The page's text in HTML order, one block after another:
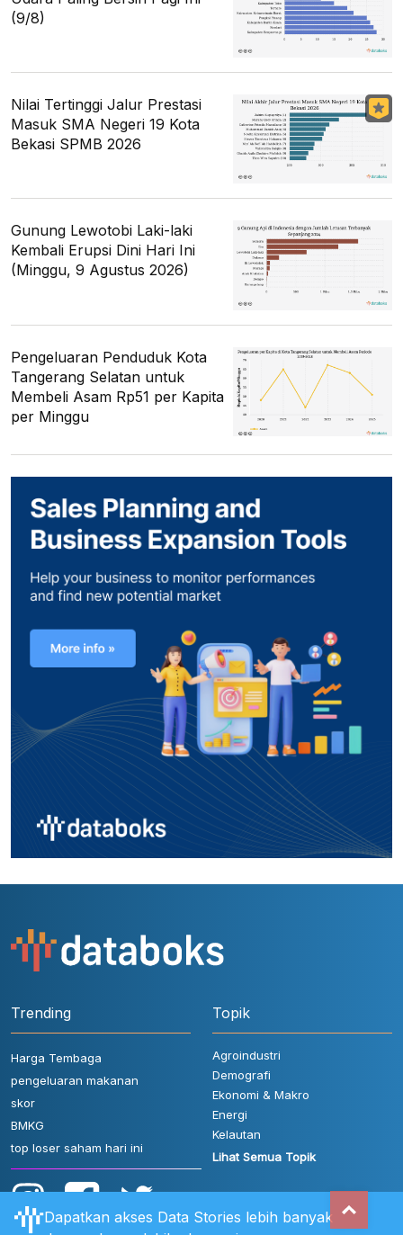
(9/8)
Nilai Tertinggi Jalur Prestasi
Masuk SMA Negeri 19 Kota
Bekasi SPMB 2026
Gunung Lewotobi Laki-laki
Kembali Erupsi Dini Hari Ini
(Minggu, 9 Agustus 2026)
Pengeluaran Penduduk Kota
Tangerang Selatan untuk
Membeli Asam Rp51 per Kapita
per Minggu
Trending
Harga Tembaga
pengeluaran makanan
skor
BMKG
top loser saham hari ini
Topik
Agroindustri
Demografi
Ekonomi & Makro
Energi
Kelautan
Lihat Semua Topik
Dapatkan akses Data Stories lebih banyak